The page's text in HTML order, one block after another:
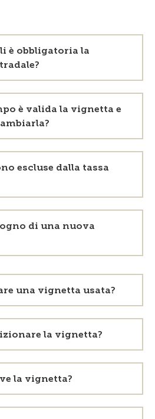
è obbligatoria la
è valida la vignetta e
escluse dalla tassa
di una nuova
una vignetta usata?
la vignetta?
la vignetta?